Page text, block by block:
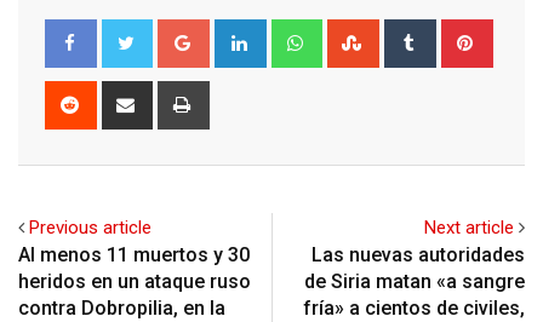
Google+ LinkedIn WhatsappStumbleUpon
Tumblr
Reddit
Share
Previous article
Al menos 11 muertos y 30
heridos en un ataque ruso
contra Dobropilia, en la
Next article
Las nuevas autoridades
de Siria matan «a sangre
fría» a cientos de civiles,